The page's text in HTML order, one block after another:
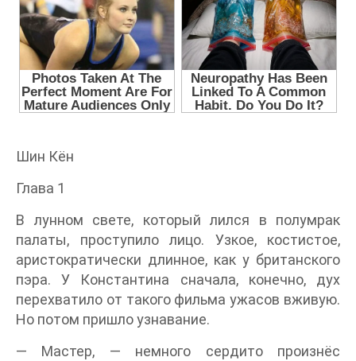
Шин Кён
Глава 1
В лунном свете, который лился в полумрак
палаты, проступило лицо. Узкое, костистое,
аристократически длинное, как у британского
пэра. У Константина сначала, конечно, дух
перехватило от такого фильма ужасов вживую.
Но потом пришло узнавание.
— Мастер, — немного сердито произнёс